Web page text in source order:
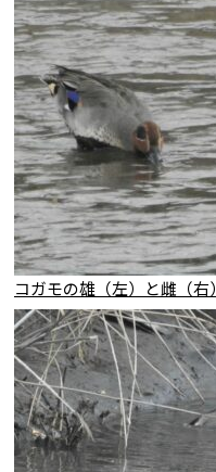
コガモの雄（左）と雌（右）